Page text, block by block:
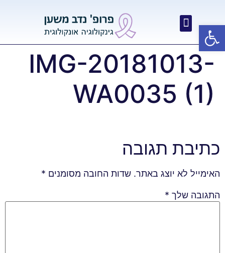
פתח סרגל נגישות
IMG-20181013-
WA0035 (1)
כתיבת תגובה
האימייל לא יוצג באתר. שדות החובה מסומנים *
התגובה שלך *